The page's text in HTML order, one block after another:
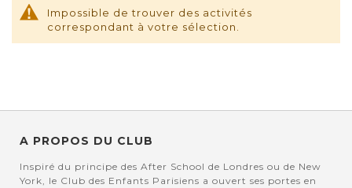
Impossible de trouver des activités
correspondant à votre sélection.
A PROPOS DU CLUB
Inspiré du principe des After School de Londres ou de New
York, le Club des Enfants Parisiens a ouvert ses portes en